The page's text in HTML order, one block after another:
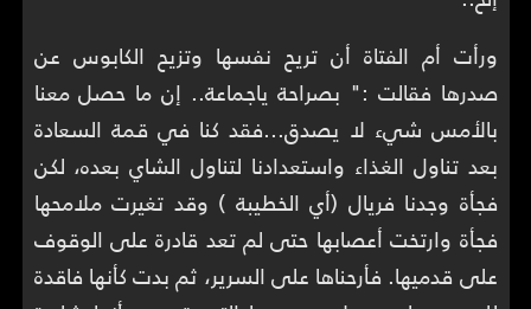
ورأت أم الفتاة أن تريح نفسها وتزيح الكابوس عن
صدرها فقالت :" بصراحة ياجماعة.. إن ما حصل معنا
بالأمس شيء لا يصدق...فقد كنا في قمة السعادة
بعد تناول الغذاء واستعدادنا لتناول الشاي بعده، لكن
فجأة وجدنا فريال (أي الخطيبة ) وقد تغيرت ملامحها
فجأة وارتخت أعصابها حتى لم تعد قادرة على الوقوف
على قدميها. فأرحناها على السرير، ثم بدت كأنها فاقدة